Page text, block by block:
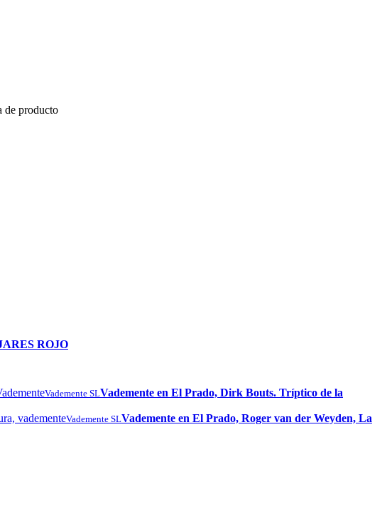
de producto
ROJO
Vademente SLVademente en El Prado, Dirk Bouts. Tríptico de la
Vademente SLVademente en El Prado, Roger van der Weyden, La